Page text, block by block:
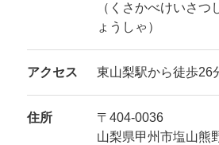
（くさかべけいさつ
ょうしゃ）
アクセス 東山梨駅から徒歩26
住所
〒404-0036
山梨県甲州市塩山熊